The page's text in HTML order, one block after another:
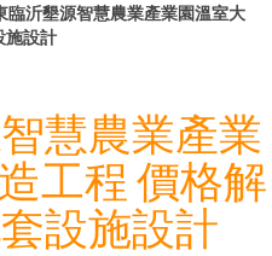
臨沂墾源智慧農業產業園溫室大
施設計
慧農業產業
工程 價格解
設施設計